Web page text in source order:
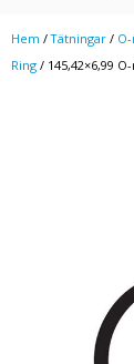
Hem /Tätningar /
Ring / 145,42×6,99